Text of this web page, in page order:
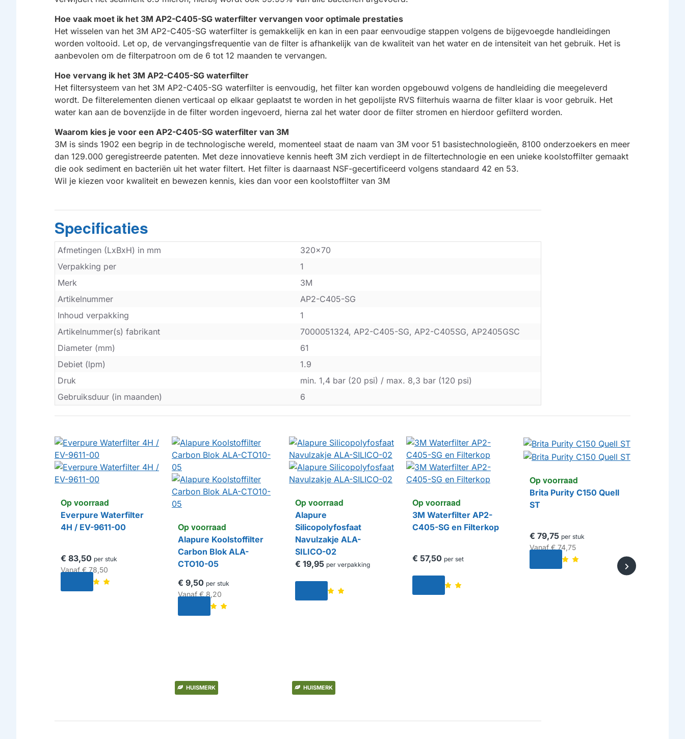
Hoe vaak moet ik het 3M AP2-C405-SG waterfilter vervangen voor optimale prestaties
Het wisselen van het 3M AP2-C405-SG waterfilter is gemakkelijk en kan in een paar eenvoudige stappen volgens de bijgevoegde handleidingen
worden voltooid. Let op, de vervangingsfrequentie van de filter is afhankelijk van de kwaliteit van het water en de intensiteit van het gebruik. Het is
aanbevolen om de filterpatroon om de 6 tot 12 maanden te vervangen.
Hoe vervang ik het 3M AP2-C405-SG waterfilter
Het filtersysteem van het 3M AP2-C405-SG waterfilter is eenvoudig, het filter kan worden opgebouwd volgens de handleiding die meegeleverd
wordt. De filterelementen dienen verticaal op elkaar geplaatst te worden in het gepolijste RVS filterhuis waarna de filter klaar is voor gebruik. Het
water kan aan de bovenzijde in de filter worden ingevoerd, hierna zal het water door de filter stromen en hierdoor gefilterd worden.
Waarom kies je voor een AP2-C405-SG waterfilter van 3M
3M is sinds 1902 een begrip in de technologische wereld, momenteel staat de naam van 3M voor 51 basistechnologieën, 8100 onderzoekers en meer
dan 129.000 geregistreerde patenten. Met deze innovatieve kennis heeft 3M zich verdiept in de filtertechnologie en een unieke koolstoffilter gemaakt
die ook sediment en bacteriën uit het water filtert. Het filter is daarnaast NSF-gecertificeerd volgens standaard 42 en 53.
Wil je kiezen voor kwaliteit en bewezen kennis, kies dan voor een koolstoffilter van 3M
Specificaties
Afmetingen (LxBxH) in mm
320x70
Verpakking per
1
Merk
3M
Artikelnummer
AP2-C405-SG
Inhoud verpakking
1
Artikelnummer(s) fabrikant
7000051324, AP2-C405-SG, AP2-C405SG, AP2405GSC
Diameter (mm)
61
Debiet (lpm)
1.9
Druk
min. 1,4 bar (20 psi) / max. 8,3 bar (120 psi)
Gebruiksduur (in maanden)
6
Op voorraad
Everpure Waterfilter
4H / EV-9611-00
€ 83,50 per stuk
Vanaf € 78,50
HUISMERK
Op voorraad
Alapure Koolstoffilter
Carbon Blok ALA-
CTO10-05
€ 9,50 per stuk
Vanaf€ 8,20
HUISMERK
Op voorraad
Alapure
Silicopolyfosfaat
Navulzakje ALA-
SILICO-02
€ 19,95 per verpakking
Op voorraad
3M Waterfilter AP2-
C405-SG en Filterkop
€ 57,50 per set
Op voorraad
Brita Purity C150 Quell
ST
€ 79,75 per stuk
Vanaf€ 74,75